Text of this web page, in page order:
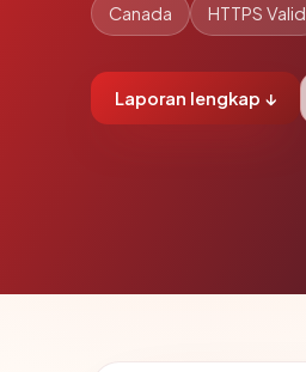
Canada HTTPS Valid
Laporan lengkap ↓